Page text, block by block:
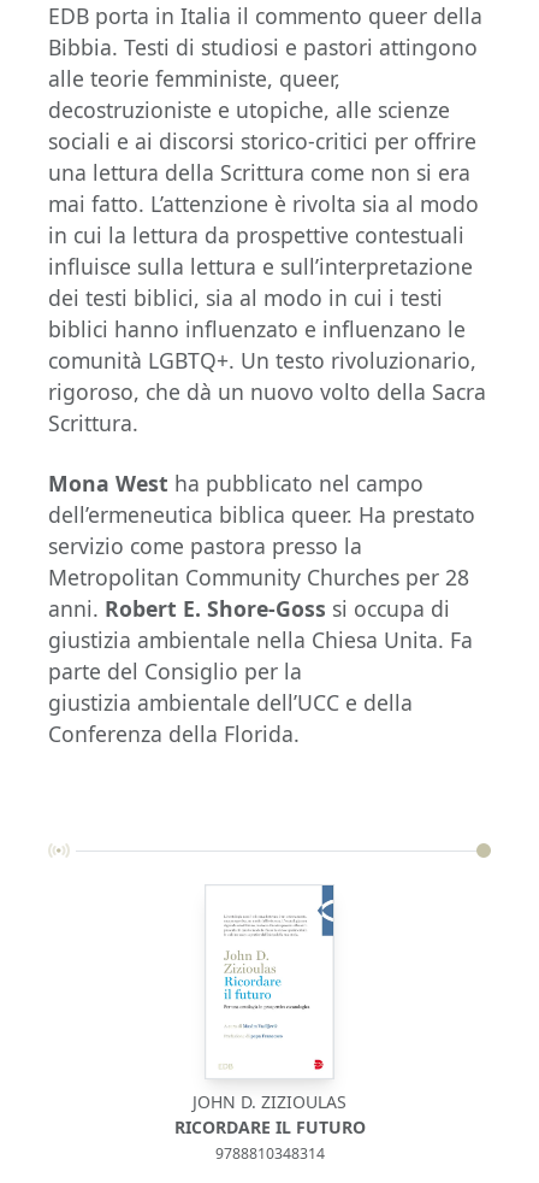
EDB porta in Italia il commento queer della
Bibbia. Testi di studiosi e pastori attingono
alle teorie femministe, queer,
decostruzioniste e utopiche, alle scienze
sociali e ai discorsi storico-critici per offrire
una lettura della Scrittura come non si era
mai fatto. L’attenzione è rivolta sia al modo
in cui la lettura da prospettive contestuali
influisce sulla lettura e sull’interpretazione
dei testi biblici, sia al modo in cui i testi
biblici hanno influenzato e influenzano le
comunità LGBTQ+. Un testo rivoluzionario,
rigoroso, che dà un nuovo volto della Sacra
Scrittura.
Mona West ha pubblicato nel campo
dell’ermeneutica biblica queer. Ha prestato
servizio come pastora presso la
Metropolitan Community Churches per 28
anni. Robert E. Shore-Goss si occupa di
giustizia ambientale nella Chiesa Unita. Fa
parte del Consiglio per la
giustizia ambientale dell’UCC e della
Conferenza della Florida.
JOHN D. ZIZIOULAS
RICORDARE IL FUTURO
9788810348314